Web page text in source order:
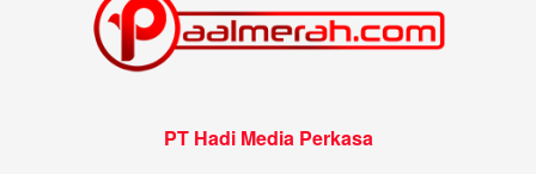
PT Hadi Media Perkasa